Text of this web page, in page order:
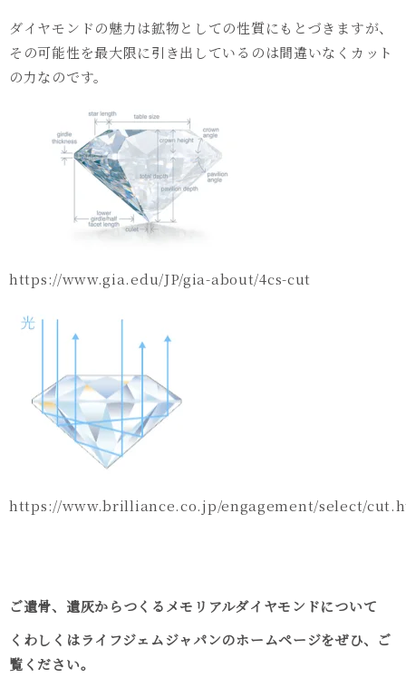
ダイヤモンドの魅力は鉱物としての性質にもとづきますが、
その可能性を最大限に引き出しているのは間違いなくカット
の力なのです。
https://www.gia.edu/JP/gia-about/4cs-cut
https://www.brilliance.co.jp/engagement/select/
ご遺骨、遺灰からつくるメモリアルダイヤモンドについて
くわしくはライフジェムジャパンのホームページをぜひ、ご
覧ください。